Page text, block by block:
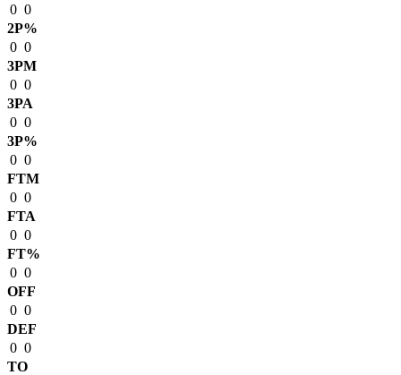
0 0
2P%
0 0
3PM
0 0
3PA
0 0
3P%
0 0
FTM
0 0
FTA
0 0
FT%
0 0
OFF
0 0
DEF
0 0
TO